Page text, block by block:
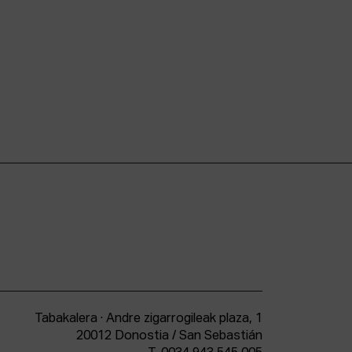
Tabakalera · Andre zigarrogileak plaza, 1
20012 Donostia / San Sebastián